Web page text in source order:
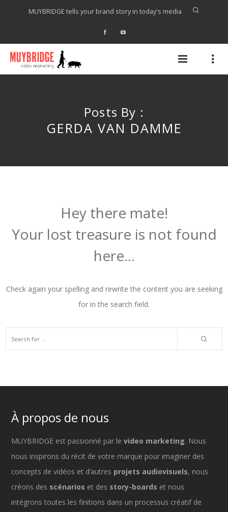
MUYBRIDGE tells your brand story in today's media
Posts By :
GERDA VAN DAMME
Hey there mate!
Your lost treasure is not found
here...
Check again your spelling and rewrite the content you are seeking
for in the search field.
À propos de nous
MUYBRIDGE est passionné par levideo marketing. Nous
nous inspirons du récit de votre marque pour imaginer des
concepts de vidéos et d’autres projets audiovisuels, nous
créons des scénarios et des story-boards et nous
intégrons toutes les finitions dans un processus créatif de